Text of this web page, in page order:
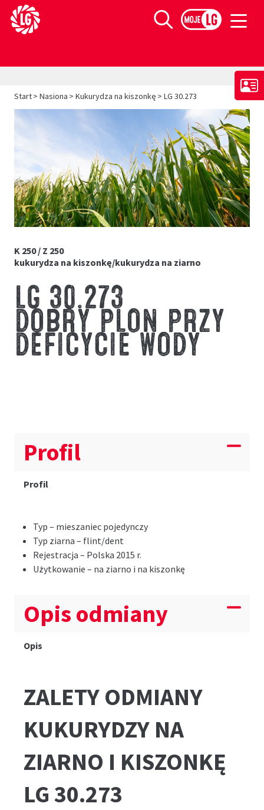
Limagrain europejski lider w produkcji materiału siewnego
Szukaj
Start> Nasiona > Kukurydza na kiszonkę > LG 30.273
K 250 / Z 250
kukurydza na kiszonkę/kukurydza na ziarno
LG 30.273
DOBRY PLON PRZY
DEFICYCIE WODY
Profil
Profil
Typ – mieszaniec pojedynczy
Typ ziarna – flint/dent
Rejestracja – Polska 2015 r.
Użytkowanie – na ziarno i na kiszonkę
Opis odmiany
Opis
ZALETY ODMIANY
KUKURYDZY NA
ZIARNO I KISZONKĘ
LG 30.273